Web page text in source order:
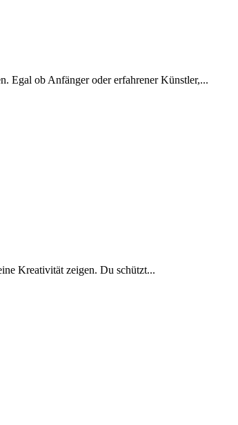
Egal ob Anfänger oder erfahrener Künstler,...
Kreativität zeigen. Du schützt...